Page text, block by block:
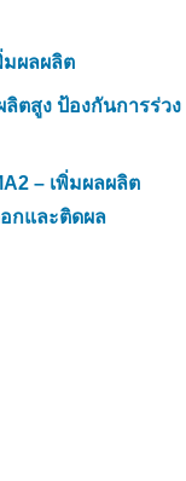
มผลผลิต
ตสูง ป้องกันการร่วง
– เพิ่มผลผลิต
กและติดผล